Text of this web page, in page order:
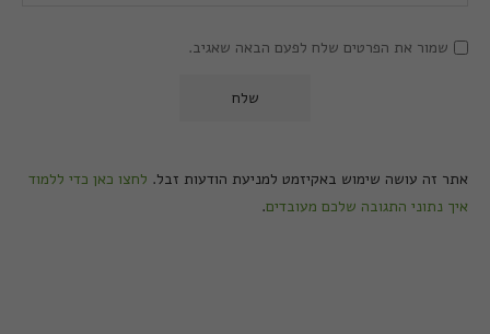
שמור את הפרטים שלח לפעם הבאה שאגיב.
אתר זה עושה שימוש באקיזמט למניעת הודעות זבל. לחצו כאן כדי ללמוד
איך נתוני התגובה שלכם מעובדים.